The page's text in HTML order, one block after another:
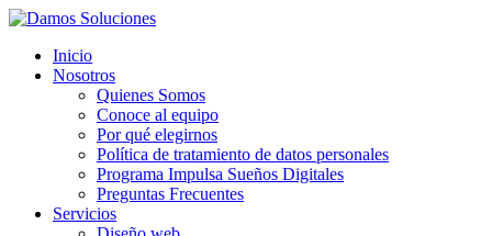
Inicio
Nosotros
Quienes Somos
Conoce al equipo
Por qué elegirnos
Política de tratamiento de datos personales
Programa Impulsa Sueños Digitales
Preguntas Frecuentes
Servicios